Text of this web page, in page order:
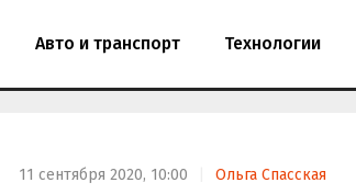
Авто и транспорт Технологии
11 сентября 2020, 10:00 Ольга Спасская